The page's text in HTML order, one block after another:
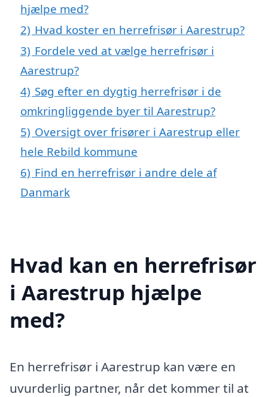
hjælpe med?
2) Hvad koster en herrefrisør i Aarestrup?
3) Fordele ved at vælge herrefrisør i
Aarestrup?
4) Søg efter en dygtig herrefrisør i de
omkringliggende byer til Aarestrup?
5) Oversigt over frisører i Aarestrup eller
hele Rebild kommune
6) Find en herrefrisør i andre dele af
Danmark
Hvad kan en herrefrisør
i Aarestrup hjælpe
med?
En herrefrisør i Aarestrup kan være en
uvurderlig partner, når det kommer til at